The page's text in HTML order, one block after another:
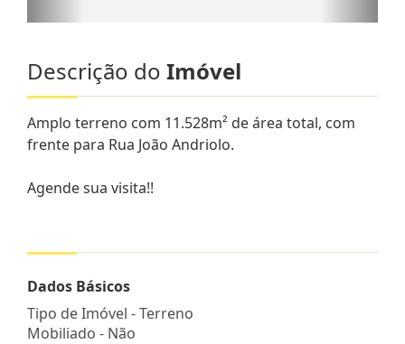
Descrição do Imóvel
Amplo terreno com 11.528m² de área total, com
frente para Rua João Andriolo.
Agende sua visita!!
Dados Básicos
Tipo de Imóvel - Terreno
Mobiliado - Não